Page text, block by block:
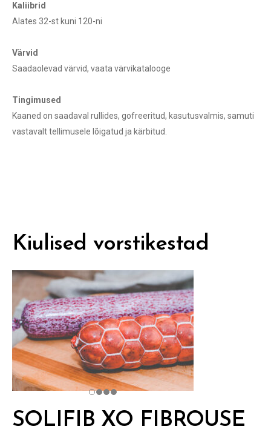
Kaliibrid
Alates 32-st kuni 120-ni
Värvid
Saadaolevad värvid, vaata värvikatalooge
Tingimused
Kaaned on saadaval rullides, gofreeritud, kasutusvalmis, samuti
vastavalt tellimusele lõigatud ja kärbitud.
Kiulised vorstikestad
SOLIFIB XO FIBROUSE